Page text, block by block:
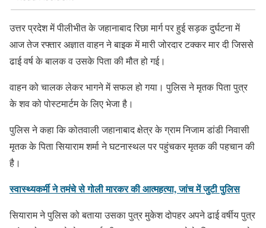
उत्तर प्रदेश में पीलीभीत के जहानाबाद रिछा मार्ग पर हुई सड़क दुर्घटना में
आज तेज रफ्तार अज्ञात वाहन ने बाइक में मारी जोरदार टक्कर मार दी जिससे
ढाई वर्ष के बालक व उसके पिता की मौत हो गई।
वाहन को चालक लेकर भागने में सफल हो गया। पुलिस ने मृतक पिता पुत्र
के शव को पोस्टमार्टम के लिए भेजा है।
पुलिस ने कहा कि कोतवाली जहानाबाद क्षेत्र के ग्राम निजाम डांडी निवासी
मृतक के पिता सियाराम शर्मा ने घटनास्थल पर पहुंचकर मृतक की पहचान की
है।
स्वास्थ्यकर्मी ने तमंचे से गोली मारकर की आत्महत्या, जांच में जुटी पुलिस
सियाराम ने पुलिस को बताया उसका पुत्र मुकेश दोपहर अपने ढाई वर्षीय पुत्र